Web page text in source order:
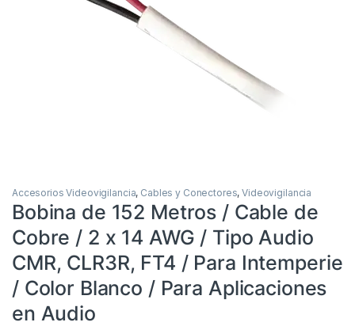
Accesorios Videovigilancia, Cables y Conectores,Videovigilancia
Bobina de 152 Metros / Cable de
Cobre / 2 x 14 AWG / Tipo Audio
CMR, CLR3R, FT4 / Para Intemperie
/ Color Blanco / Para Aplicaciones
en Audio